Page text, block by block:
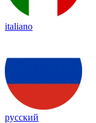
italiano
русский